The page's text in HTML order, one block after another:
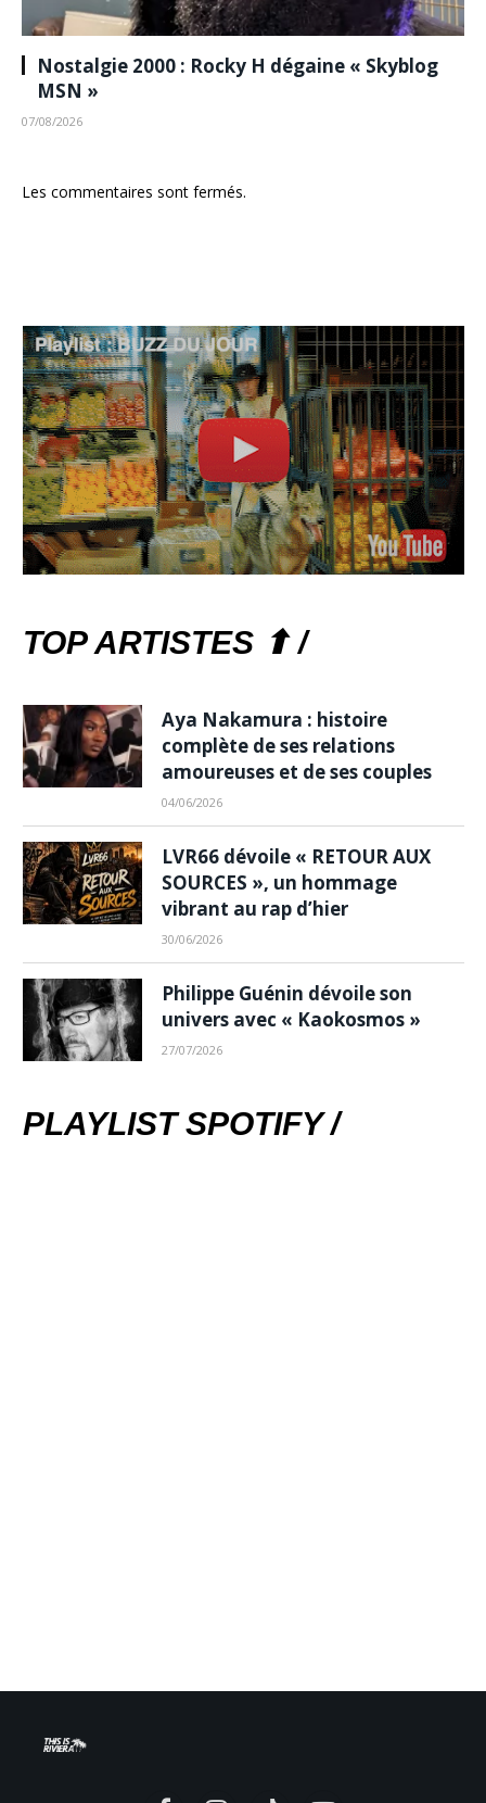
Nostalgie 2000 : Rocky H dégaine « Skyblog
MSN »
07/08/2026
Les commentaires sont fermés.
TOP ARTISTES ⬆ /
Aya Nakamura : histoire
complète de ses relations
amoureuses et de ses couples
04/06/2026
LVR66 dévoile « RETOUR AUX
SOURCES », un hommage
vibrant au rap d’hier
30/06/2026
Philippe Guénin dévoile son
univers avec « Kaokosmos »
27/07/2026
PLAYLIST SPOTIFY /